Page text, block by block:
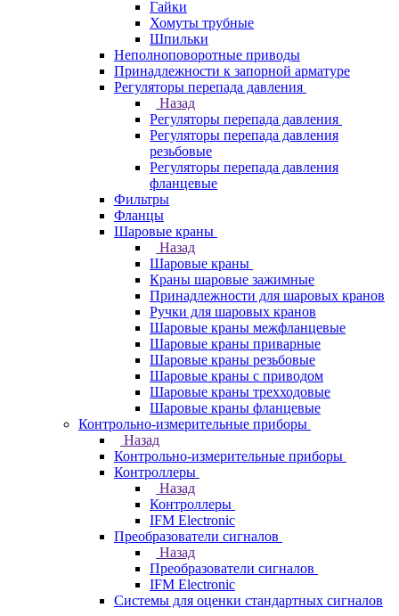
Гайки
Хомуты трубные
Шпильки
Неполноповоротные приводы
Принадлежности к запорной арматуре
Регуляторы перепада давления
Назад
Регуляторы перепада давления
Регуляторы перепада давления
резьбовые
Регуляторы перепада давления
фланцевые
Фильтры
Фланцы
Шаровые краны
Назад
Шаровые краны
Краны шаровые зажимные
Принадлежности для шаровых кранов
Ручки для шаровых кранов
Шаровые краны межфланцевые
Шаровые краны приварные
Шаровые краны резьбовые
Шаровые краны с приводом
Шаровые краны трехходовые
Шаровые краны фланцевые
Контрольно-измерительные приборы
Назад
Контрольно-измерительные приборы
Контроллеры
Назад
Контроллеры
IFM Electronic
Преобразователи сигналов
Назад
Преобразователи сигналов
IFM Electronic
Системы для оценки стандартных сигналов